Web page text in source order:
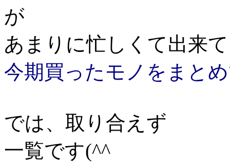
が
あまりに忙しくて出来
今期買ったモノをまと
では、取り合えず
一覧です(^^ゞ